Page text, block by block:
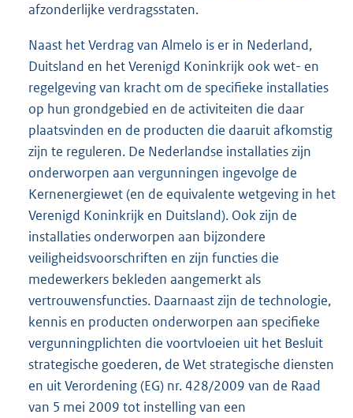
afzonderlijke verdragsstaten.
Naast het Verdrag van Almelo is er in Nederland,
Duitsland en het Verenigd Koninkrijk ook wet- en
regelgeving van kracht om de specifieke installaties
op hun grondgebied en de activiteiten die daar
plaatsvinden en de producten die daaruit afkomstig
zijn te reguleren. De Nederlandse installaties zijn
onderworpen aan vergunningen ingevolge de
Kernenergiewet (en de equivalente wetgeving in het
Verenigd Koninkrijk en Duitsland). Ook zijn de
installaties onderworpen aan bijzondere
veiligheidsvoorschriften en zijn functies die
medewerkers bekleden aangemerkt als
vertrouwensfuncties. Daarnaast zijn de technologie,
kennis en producten onderworpen aan specifieke
vergunningplichten die voortvloeien uit het Besluit
strategische goederen, de Wet strategische diensten
en uit Verordening (EG) nr. 428/2009 van de Raad
van 5 mei 2009 tot instelling van een